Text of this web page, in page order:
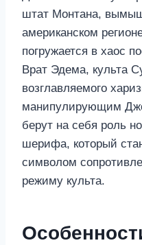
штат Монтана,
американском
погружается в хаос
Врат Эдема, культа
возглавляемого
манипулирующим
берут на себя роль
шерифа, который
символом
режиму культа.